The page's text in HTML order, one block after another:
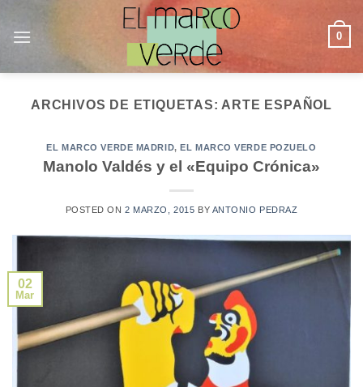
0
ARCHIVOS DE ETIQUETAS: ARTE ESPAÑOL
EL MARCO VERDE MADRID,EL MARCO VERDE POZUELO
Manolo Valdés y el «Equipo Crónica»
POSTED ON2 MARZO, 2015 BY ANTONIO PEDRAZ
02
Mar